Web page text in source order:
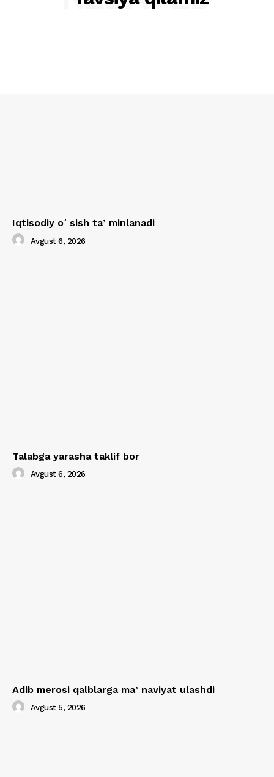
Iqtisodiy oʻsish taʼminlanadi
Avgust 6, 2026
Talabga yarasha taklif bor
Avgust 6, 2026
Adib merosi qalblarga maʼnaviyat ulashdi
Avgust 5, 2026